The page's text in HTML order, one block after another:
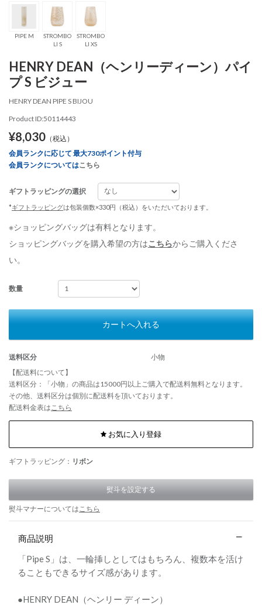
PIPE M
STROMBO
LI S
STROMBO
LI XS
HENRY DEAN（ヘンリーディーン）パイ
プ S ビジュー
HENRY DEAN PIPE S BIJOU
Product ID:50114443
¥8,030 （税込）
会員ランクに応じて 最大730ポイント付与
会員ランクについてはこちら
ギフトラッピングの選択
*ギフトラッピングは包装個数×330円（税込）をいただいております。
※ショッピングバッグは有料となります。
ショッピングバッグを購入希望の方はこちらからご購入くださ
い。
数量
カートへ入れる
送料区分
小物
【配送料について】
送料区分：「小物」の商品は15000円以上ご購入で配送料無料となります。
その他、送料区分は個別に配送料を頂いております。
配送料金表は こちら
お気に入り登録
ギフトラッピング： リボン
熨斗を設定する
熨斗マナーについてはこちら
商品説明
「Pipe S」は、一輪挿しとしてはもちろん、複数本を活け
ることもできるサイズ感があります。
●HENRY DEAN（ヘンリー ディーン）